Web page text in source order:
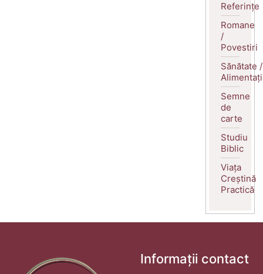
Referințe
Romane
/
Povestiri
Sănătate /
Semne
de
carte
Studiu
Biblic
Viața
Creștină
Practică
Informații contact